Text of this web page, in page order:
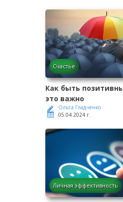
Счастье
Как быть
это важно
Ольга Гладченко
05.04.2024 г.
Личная эффективность